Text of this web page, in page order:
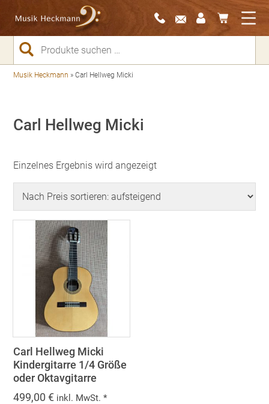
Suchen
nach:
Musik Heckmann »Carl Hellweg Micki
Carl Hellweg Micki
Einzelnes Ergebnis wird angezeigt
Carl Hellweg Micki
Kindergitarre 1/4 Größe
oder Oktavgitarre
499,00€ inkl. MwSt. *